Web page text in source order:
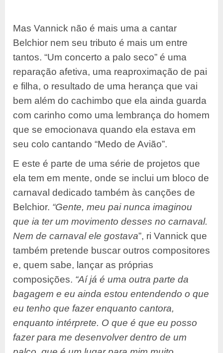
Mas Vannick não é mais uma a cantar
Belchior nem seu tributo é mais um entre
tantos. “Um concerto a palo seco” é uma
reparação afetiva, uma reaproximação de pai
e filha, o resultado de uma herança que vai
bem além do cachimbo que ela ainda guarda
com carinho como uma lembrança do homem
que se emocionava quando ela estava em
seu colo cantando “Medo de Avião”.
E este é parte de uma série de projetos que
ela tem em mente, onde se inclui um bloco de
carnaval dedicado também às canções de
Belchior. “Gente, meu pai nunca imaginou
que ia ter um movimento desses no carnaval.
Nem de carnaval ele gostava”, ri Vannick que
também pretende buscar outros compositores
e, quem sabe, lançar as próprias
composições. “Aí já é uma outra parte da
bagagem e eu ainda estou entendendo o que
eu tenho que fazer enquanto cantora,
enquanto intérprete. O que é que eu posso
fazer para me desenvolver dentro de um